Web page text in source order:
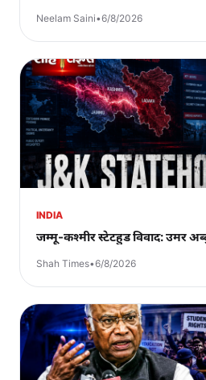
Neelam Saini•6/8/2026
INDIA
जम्मू-कश्मीर स्टेटहुड विवाद: उमर
Shah Times•6/8/2026